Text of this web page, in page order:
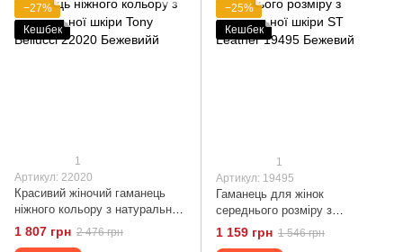
−27%
Кешбек
1
Артикул: 22020
Красивий жіночий гаманець
ніжного кольору з натуральної
шкіри Tony Bellucci 22020
Бежевийй
1 807 грн 2 476 грн
−25%
Кешбек
1
Артикул: 19495
Гаманець для жінок
середнього розміру з
натуральної шкіри ST Leather
19495 Бежевий
1 159 грн 1 546 грн